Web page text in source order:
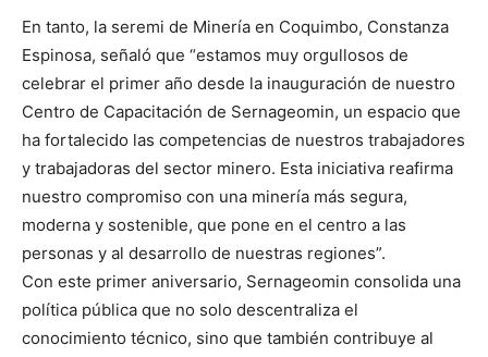
En tanto, la seremi de Minería en Coquimbo, Constanza
Espinosa, señaló que “estamos muy orgullosos de
celebrar el primer año desde la inauguración de nuestro
Centro de Capacitación de Sernageomin, un espacio que
ha fortalecido las competencias de nuestros trabajadores
y trabajadoras del sector minero. Esta iniciativa reafirma
nuestro compromiso con una minería más segura,
moderna y sostenible, que pone en el centro a las
personas y al desarrollo de nuestras regiones”.
Con este primer aniversario, Sernageomin consolida una
política pública que no solo descentraliza el
conocimiento técnico, sino que también contribuye al